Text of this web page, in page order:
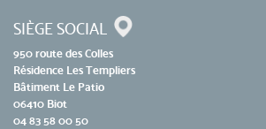
SIÈGE SOCIAL
950 route des Colles
Résidence Les Templiers
Bâtiment Le Patio
06410 Biot
04 83 58 00 50